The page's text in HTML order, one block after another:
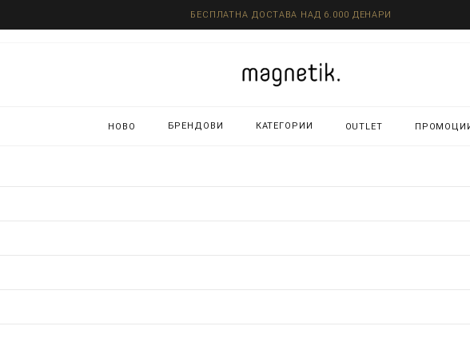
БЕСПЛАТНА ДОСТАВА НАД 6.000 ДЕНАРИ
НОВО БРЕНДОВИ КАТЕГОРИИ OUTLET